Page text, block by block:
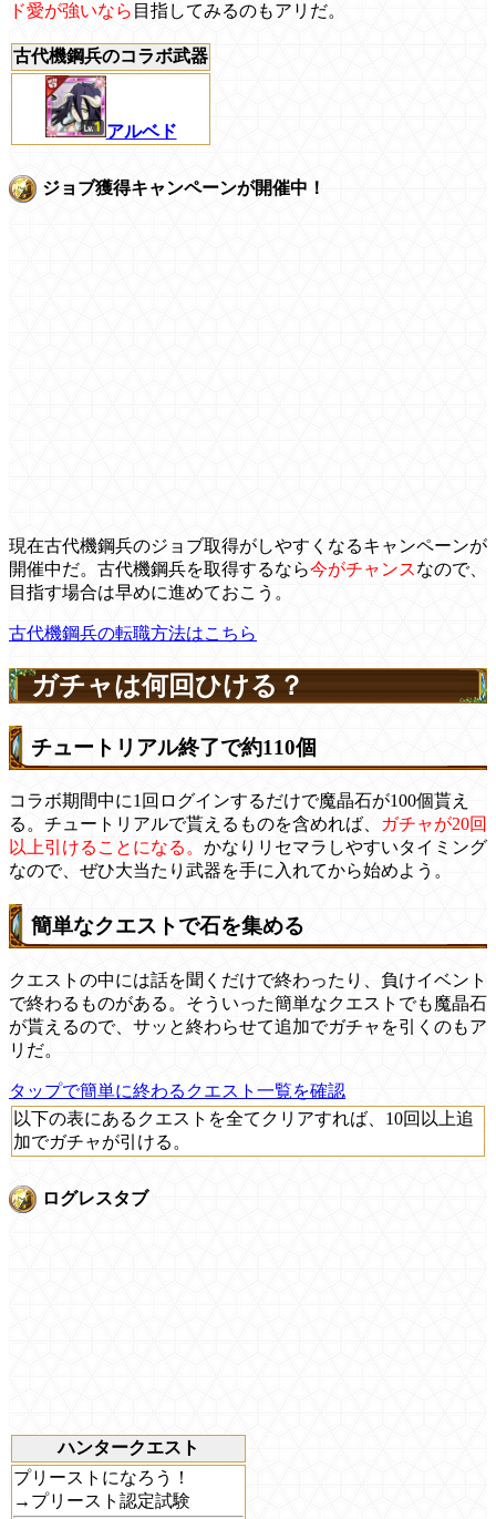
ド愛が強いなら 目指してみるのもアリだ。
古代機鋼兵のコラボ武器
アルベド
ジョブ獲得キャンペーンが開催中！
現在古代機鋼兵のジョブ取得がしやすくなるキャンペーンが
開催中だ。古代機鋼兵を取得するなら今がチャンスなので、
目指す場合は早めに進めておこう。
古代機鋼兵の転職方法はこちら
ガチャは何回ひける？
チュートリアル終了で約110個
コラボ期間中に1回ログインするだけで魔晶石が100個貰え
る。チュートリアルで貰えるものを含めれば、
ガチャが20回
以上引けることになる。 かなりリセマラしやすいタイミング
なので、ぜひ大当たり武器を手に入れてから始めよう。
簡単なクエストで石を集める
クエストの中には話を聞くだけで終わったり、負けイベント
で終わるものがある。そういった簡単なクエストでも魔晶石
が貰えるので、サッと終わらせて追加でガチャを引くのもア
リだ。
タップで簡単に終わるクエスト一覧を確認
以下の表にあるクエストを全てクリアすれば、10回以上追
加でガチャが引ける。
ログレスタブ
ハンタークエスト
プリーストになろう！
→プリースト認定試験